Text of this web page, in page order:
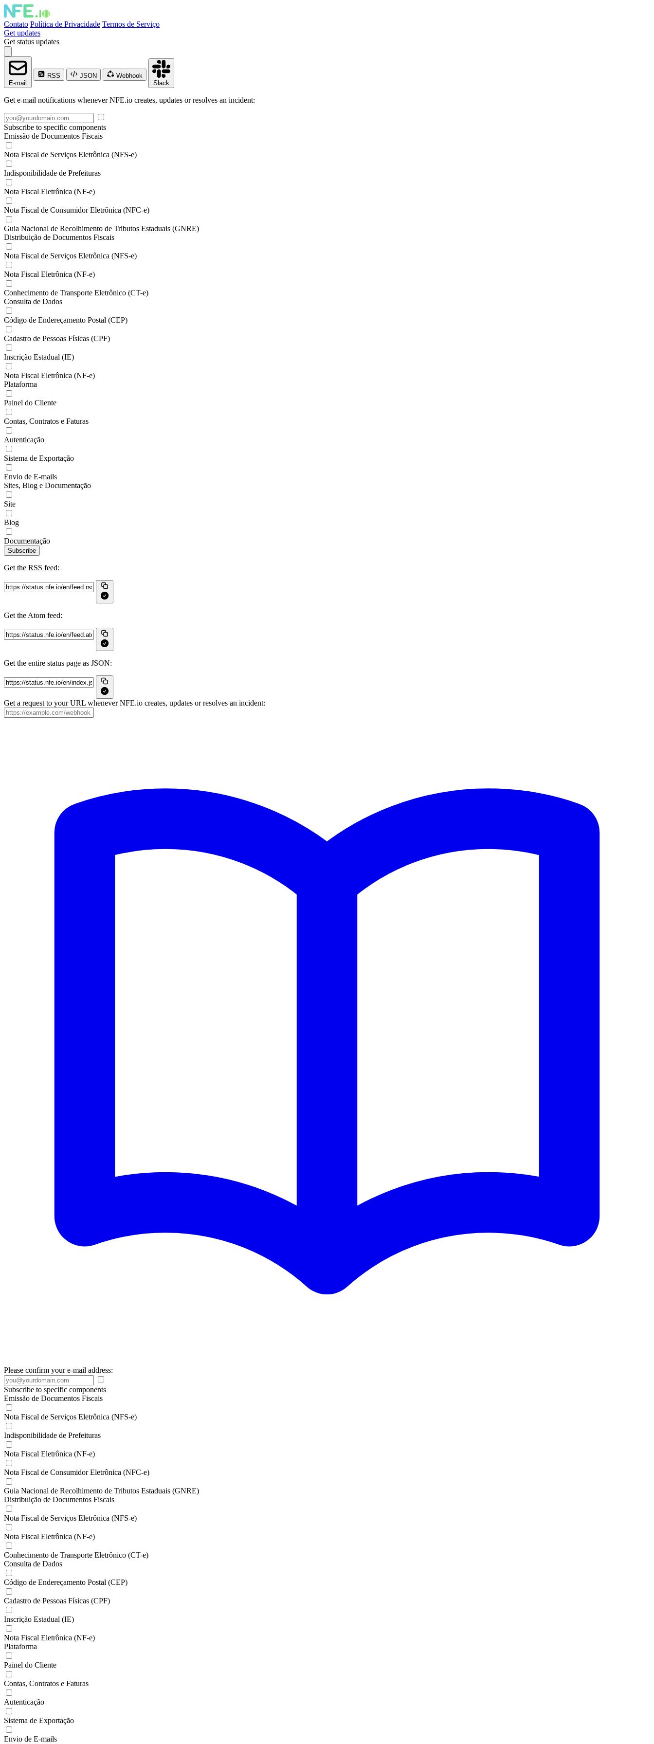
Contato Política de Privacidade Termos de Serviço
Get updates
Get status updates
E-mail
RSS JSON
Webhook
Slack
Get e-mail notifications whenever NFE.io creates, updates or resolves an incident:
Subscribe to specific components
Emissão de Documentos Fiscais
Nota Fiscal de Serviços Eletrônica (NFS-e)
Indisponibilidade de Prefeituras
Nota Fiscal Eletrônica (NF-e)
Nota Fiscal de Consumidor Eletrônica (NFC-e)
Guia Nacional de Recolhimento de Tributos Estaduais (GNRE)
Distribuição de Documentos Fiscais
Nota Fiscal de Serviços Eletrônica (NFS-e)
Nota Fiscal Eletrônica (NF-e)
Conhecimento de Transporte Eletrônico (CT-e)
Consulta de Dados
Código de Endereçamento Postal (CEP)
Cadastro de Pessoas Físicas (CPF)
Inscrição Estadual (IE)
Nota Fiscal Eletrônica (NF-e)
Plataforma
Painel do Cliente
Contas, Contratos e Faturas
Autenticação
Sistema de Exportação
Envio de E-mails
Sites, Blog e Documentação
Site
Blog
Documentação
Subscribe
Get the RSS feed:
Get the Atom feed:
Get the entire status page as JSON:
Get a request to your URL whenever NFE.io creates, updates or resolves an incident:
Please confirm your e-mail address:
Subscribe to specific components
Emissão de Documentos Fiscais
Nota Fiscal de Serviços Eletrônica (NFS-e)
Indisponibilidade de Prefeituras
Nota Fiscal Eletrônica (NF-e)
Nota Fiscal de Consumidor Eletrônica (NFC-e)
Guia Nacional de Recolhimento de Tributos Estaduais (GNRE)
Distribuição de Documentos Fiscais
Nota Fiscal de Serviços Eletrônica (NFS-e)
Nota Fiscal Eletrônica (NF-e)
Conhecimento de Transporte Eletrônico (CT-e)
Consulta de Dados
Código de Endereçamento Postal (CEP)
Cadastro de Pessoas Físicas (CPF)
Inscrição Estadual (IE)
Nota Fiscal Eletrônica (NF-e)
Plataforma
Painel do Cliente
Contas, Contratos e Faturas
Autenticação
Sistema de Exportação
Envio de E-mails